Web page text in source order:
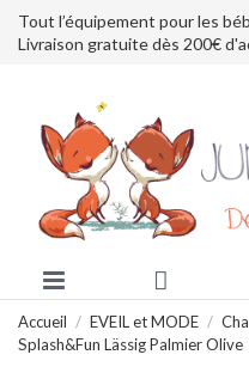
Tout l’équipement pour les
Livraison gratuite dès 200€
Accueil EVEIL et MODE
Splash&Fun Lässig Palmier Olive